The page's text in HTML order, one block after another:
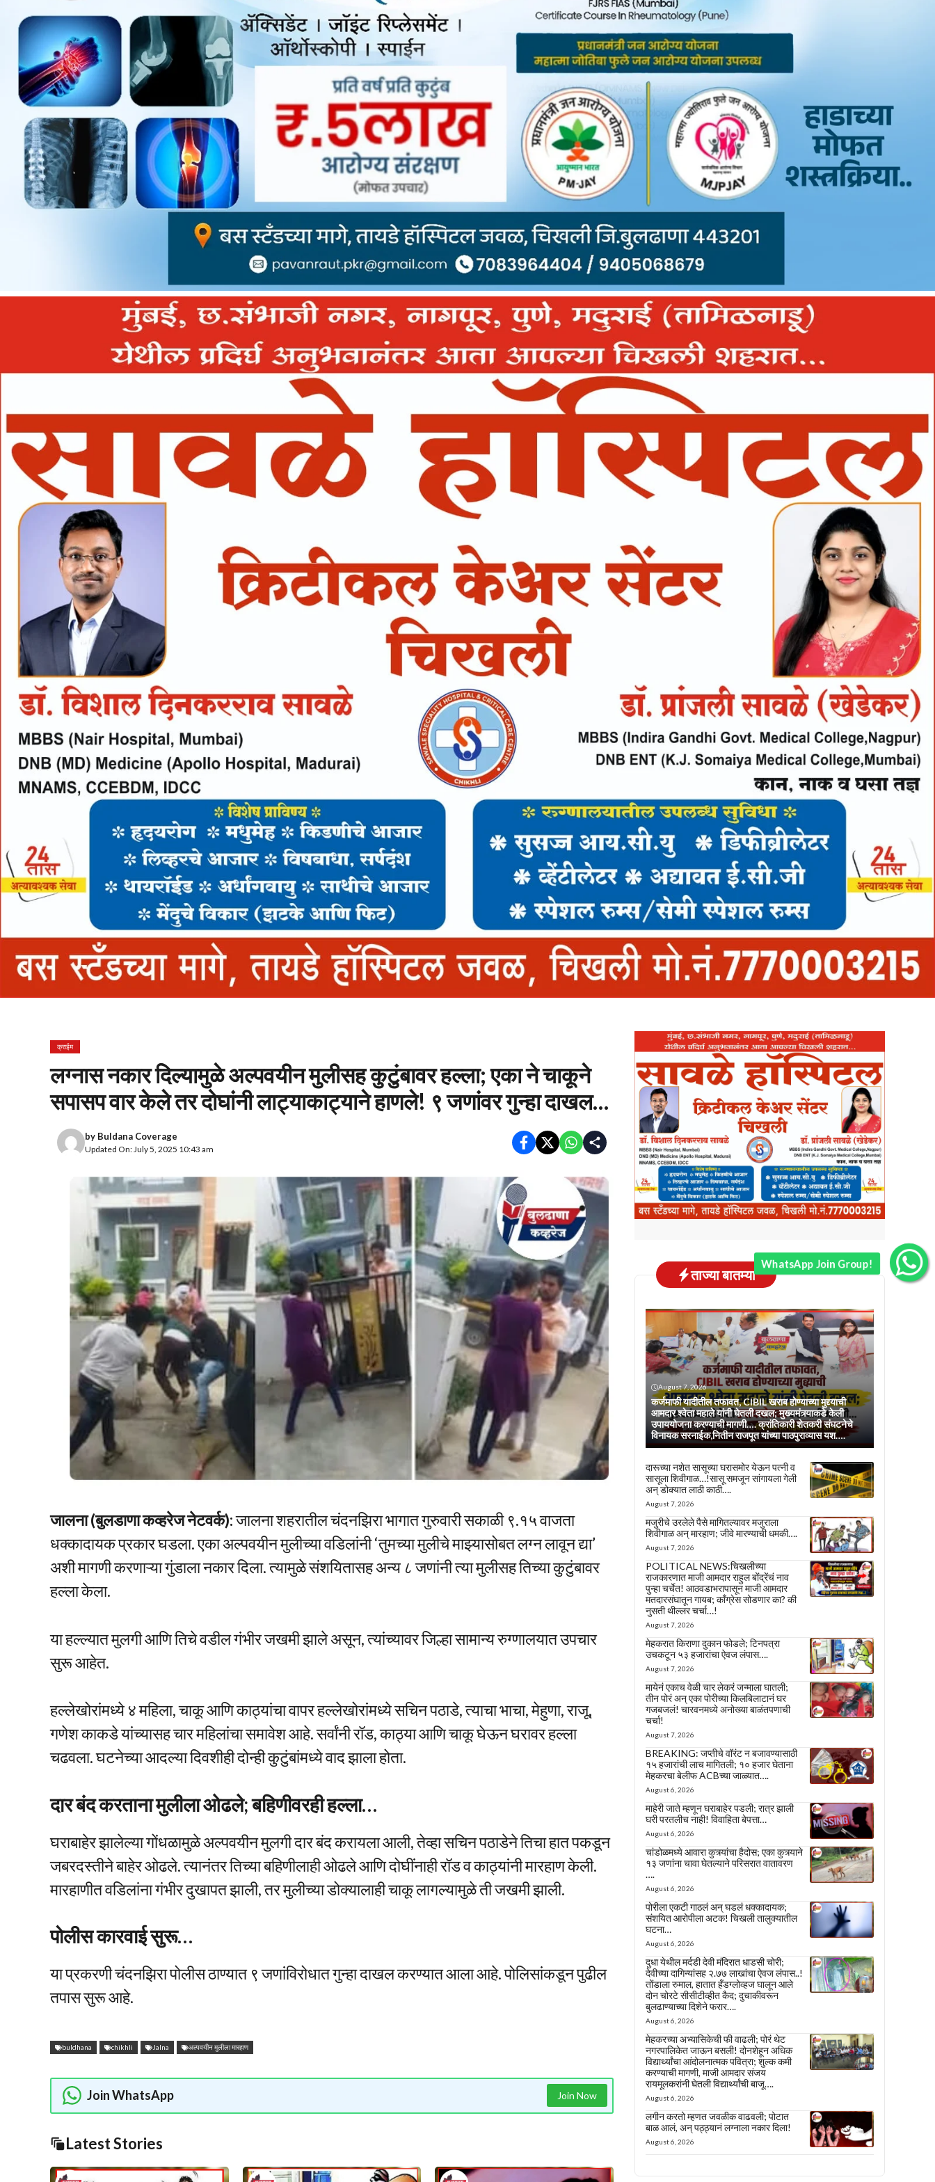
क्राईम
लग्नास नकार दिल्यामुळे अल्पवयीन मुलीसह कुटुंबावर हल्ला; एका ने चाकूने
सपासप वार केले तर दोघांनी लाट्याकाट्याने हाणले! ९ जणांवर गुन्हा दाखल…
by Buldana Coverage
Updated On: July 5, 2025 10:43 am
जालना (बुलडाणा कव्हरेज नेटवर्क):जालना शहरातील चंदनझिरा भागात गुरुवारी सकाळी ९.१५ वाजता
धक्कादायक प्रकार घडला. एका अल्पवयीन मुलीच्या वडिलांनी ‘तुमच्या मुलीचे माझ्यासोबत लग्न लावून द्या’
अशी मागणी करणाऱ्या गुंडाला नकार दिला. त्यामुळे संशयितासह अन्य ८ जणांनी त्या मुलीसह तिच्या कुटुंबावर
हल्ला केला.
या हल्ल्यात मुलगी आणि तिचे वडील गंभीर जखमी झाले असून, त्यांच्यावर जिल्हा सामान्य रुग्णालयात उपचार
सुरू आहेत.
हल्लेखोरांमध्ये ४ महिला, चाकू आणि काठ्यांचा वापर हल्लेखोरांमध्ये सचिन पठाडे, त्याचा भाचा, मेहुणा, राजू,
गणेश काकडे यांच्यासह चार महिलांचा समावेश आहे. सर्वांनी रॉड, काठ्या आणि चाकू घेऊन घरावर हल्ला
चढवला. घटनेच्या आदल्या दिवशीही दोन्ही कुटुंबांमध्ये वाद झाला होता.
दार बंद करताना मुलीला ओढले; बहिणीवरही हल्ला…
घराबाहेर झालेल्या गोंधळामुळे अल्पवयीन मुलगी दार बंद करायला आली, तेव्हा सचिन पठाडेने तिचा हात पकडून
जबरदस्तीने बाहेर ओढले. त्यानंतर तिच्या बहिणीलाही ओढले आणि दोघींनाही रॉड व काठ्यांनी मारहाण केली.
मारहाणीत वडिलांना गंभीर दुखापत झाली, तर मुलीच्या डोक्यालाही चाकू लागल्यामुळे ती जखमी झाली.
पोलीस कारवाई सुरू…
या प्रकरणी चंदनझिरा पोलीस ठाण्यात ९ जणांविरोधात गुन्हा दाखल करण्यात आला आहे. पोलिसांकडून पुढील
तपास सुरू आहे.
buldhana chikhli Jalna अल्पवयीन मुलीला मारहाण
Join WhatsApp Join Now
Latest Stories
ताज्या बातम्या
August 7, 2026
कर्जमाफी यादीतील तफावत, CIBIL खराब होण्याच्या मुद्द्याची
आमदार श्वेता महाले यांनी घेतली दखल; मुख्यमंत्र्याकडे केली
उपाययोजना करण्याची मागणी…. क्रांतिकारी शेतकरी संघटनेचे
विनायक सरनाईक,नितीन राजपूत यांच्या पाठपुराव्यास यश….
दारूच्या नशेत सासूच्या घरासमोर येऊन पत्नी व
सासूला शिवीगाळ…!सासू समजून सांगायला गेली
अन् डोक्यात लाठी काठी….
August 7, 2026
मजुरीचे उरलेले पैसे मागितल्यावर मजुराला
शिवीगाळ अन् मारहाण; जीवे मारण्याची धमकी….
August 7, 2026
POLITICAL NEWS:चिखलीच्या
राजकारणात माजी आमदार राहुल बोंद्रेंचं नाव
पुन्हा चर्चेत! आठवडाभरापासून माजी आमदार
मतदारसंघातून गायब; काँग्रेस सोडणार का? की
नुसती थील्लर चर्चा…!
August 7, 2026
मेहकरात किराणा दुकान फोडले; टिनपत्रा
उचकटून ५३ हजारांचा ऐवज लंपास….
August 7, 2026
मायेनं एकाच वेळी चार लेकरं जन्माला घातली;
तीन पोरं अन् एका पोरीच्या किलबिलाटानं घर
गजबजलं! चारवनमध्ये अनोख्या बाळंतपणाची
चर्चा!
August 7, 2026
BREAKING: जप्तीचे वॉरंट न बजावण्यासाठी
१५ हजारांची लाच मागितली; १० हजार घेताना
मेहकरचा बेलीफ ACBच्या जाळ्यात….
August 6, 2026
माहेरी जाते म्हणून घराबाहेर पडली; रात्र झाली
घरी परतलीच नाही! विवाहिता बेपत्ता…
August 6, 2026
चांडोळमध्ये आवारा कुत्र्यांचा हैदोस; एका कुत्र्याने
१३ जणांना चावा घेतल्याने परिसरात वातावरण
….
August 6, 2026
पोरीला एकटी गाठलं अन् घडलं धक्कादायक;
संशयित आरोपीला अटक! चिखली तालुक्यातील
घटना…
August 6, 2026
दुधा येथील मर्दडी देवी मंदिरात धाडसी चोरी;
देवीच्या दागिन्यांसह २.७७ लाखांचा ऐवज लंपास..!
तोंडाला रुमाल, हातात हँडग्लोव्हज घालून आले
दोन चोरटे सीसीटीव्हीत कैद; दुचाकीवरून
बुलढाण्याच्या दिशेने फरार….
August 6, 2026
मेहकरच्या अभ्यासिकेची फी वाढली; पोरं थेट
नगरपालिकेत जाऊन बसली! दोनशेहून अधिक
विद्यार्थ्यांचा आंदोलनात्मक पवित्रा; शुल्क कमी
करण्याची मागणी, माजी आमदार संजय
रायमूलकरांनी घेतली विद्यार्थ्यांची बाजू….
August 6, 2026
लगीन करतो म्हणत जवळीक वाढवली; पोटात
बाळ आलं, अन् पठ्ठ्यानं लग्नाला नकार दिला!
August 6, 2026
WhatsApp Join Group!